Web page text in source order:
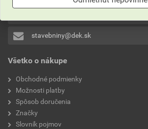
Všetko o nákupe
Obchodné podmienky
Možnosti platby
Spôsob doručenia
Značky
Slovník pojmov
stavebniny@dek.sk